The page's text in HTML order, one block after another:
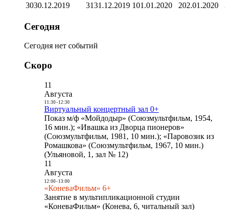
3030.12.2019 3131.12.2019 101.01.2020 202.01.2020
Сегодня
Сегодня нет событий
Скоро
11
Августа
11:30- 12:30
Виртуальный концертный зал 0+
Показ м/ф «Мойдодыр» (Союзмультфильм, 1954,
16 мин.); «Ивашка из Дворца пионеров»
(Союзмультфильм, 1981, 10 мин.); «Паровозик из
Ромашкова» (Союзмультфильм, 1967, 10 мин.)
(Ульяновой, 1, зал № 12)
11
Августа
12:00- 13:00
«КоневаФильм» 6+
Занятие в мультипликационной студии
«КоневаФильм» (Конева, 6, читальный зал)